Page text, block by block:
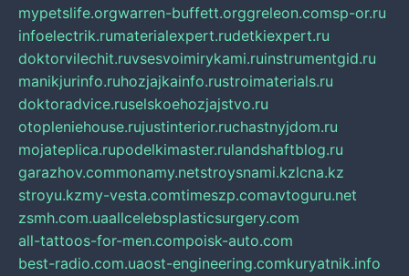
mypetslife.orgwarren-buffett.orggreleon.comsp-or.ru
infoelectrik.rumaterialexpert.rudetkiexpert.ru
doktorvilechit.ruvsesvoimirykami.ruinstrumentgid.ru
manikjurinfo.ruhozjajkainfo.rustroimaterials.ru
doktoradvice.ruselskoehozjajstvo.ru
otopleniehouse.rujustinterior.ruchastnyjdom.ru
mojateplica.rupodelkimaster.rulandshaftblog.ru
garazhov.commonamy.netstroysnami.kzlcna.kz
stroyu.kzmy-vesta.comtimeszp.comavtoguru.net
zsmh.com.uaallcelebsplasticsurgery.com
all-tattoos-for-men.compoisk-auto.com
best-radio.com.uaost-engineering.comkuryatnik.info